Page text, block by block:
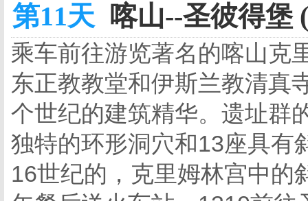
第11天 喀山--圣彼得堡
乘车前往游览著名的喀山克
东正教教堂和伊斯兰教清真
个世纪的建筑精华。遗址群
独特的环形洞穴和13座具有
16世纪的，克里姆林宫中的